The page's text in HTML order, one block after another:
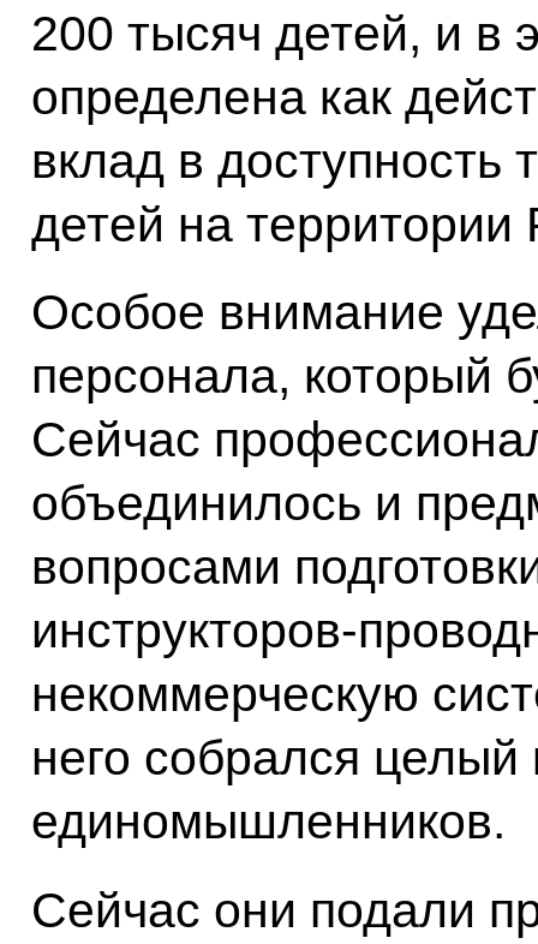
200 тысяч детей, и в
определена как
вклад в
детей на
Особое внимание
персонала, который
Сейчас
объединилось и
вопросами
инструкторов-
некоммерческую
него собрался целый
единомышленников.
Сейчас они подали